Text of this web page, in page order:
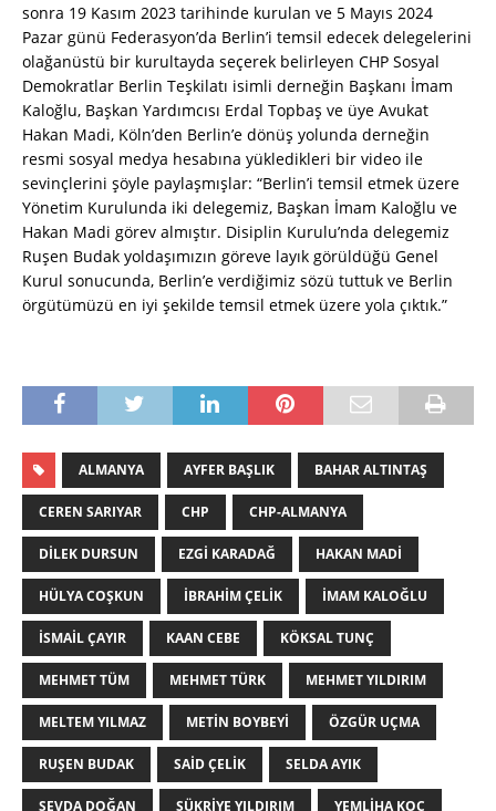
sonra 19 Kasım 2023 tarihinde kurulan ve 5 Mayıs 2024
Pazar günü Federasyon’da Berlin’i temsil edecek delegelerini
olağanüstü bir kurultayda seçerek belirleyen CHP Sosyal
Demokratlar Berlin Teşkilatı isimli derneğin Başkanı İmam
Kaloğlu, Başkan Yardımcısı Erdal Topbaş ve üye Avukat
Hakan Madi, Köln’den Berlin’e dönüş yolunda derneğin
resmi sosyal medya hesabına yükledikleri bir video ile
sevinçlerini şöyle paylaşmışlar: “Berlin’i temsil etmek üzere
Yönetim Kurulunda iki delegemiz, Başkan İmam Kaloğlu ve
Hakan Madi görev almıştır. Disiplin Kurulu’nda delegemiz
Ruşen Budak yoldaşımızın göreve layık görüldüğü Genel
Kurul sonucunda, Berlin’e verdiğimiz sözü tuttuk ve Berlin
örgütümüzü en iyi şekilde temsil etmek üzere yola çıktık.”
ALMANYA AYFER BAŞLIK BAHAR ALTINTAŞ
CEREN SARIYAR CHP CHP-ALMANYA
DILEK DURSUN EZGI KARADAĞ HAKAN MADI
HÜLYA COŞKUN İBRAHIM ÇELIK İMAM KALOĞLU
İSMAIL ÇAYIR KAAN CEBE KÖKSAL TUNÇ
MEHMET TÜM MEHMET TÜRK MEHMET YILDIRIM
MELTEM YILMAZ METIN BOYBEYI ÖZGÜR UÇMA
RUŞEN BUDAK SAID ÇELIK SELDA AYIK
SEVDA DOĞAN ŞÜKRIYE YILDIRIM YEMLIHA KOÇ